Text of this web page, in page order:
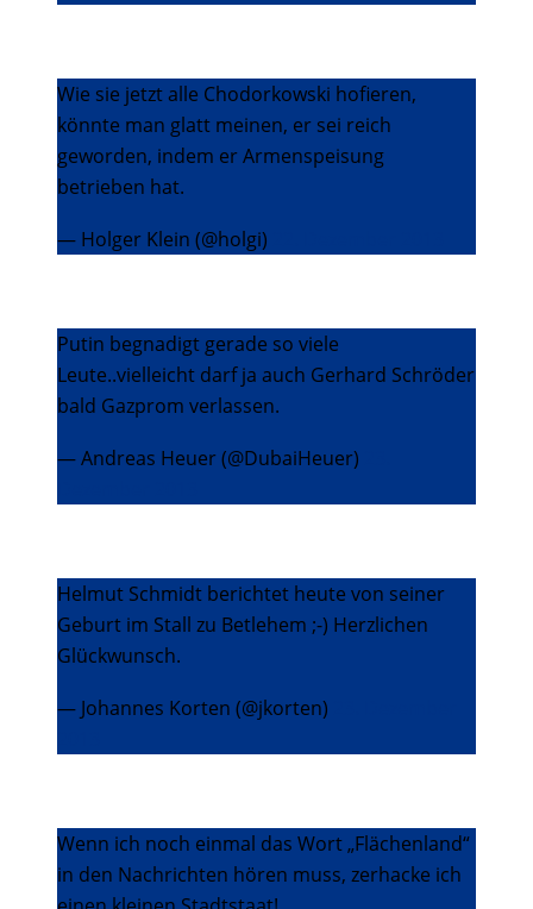
Wie sie jetzt alle Chodorkowski hofieren,
könnte man glatt meinen, er sei reich
geworden, indem er Armenspeisung
betrieben hat.
— Holger Klein (@holgi)
Putin begnadigt gerade so viele
Leute..vielleicht darf ja auch Gerhard Schröder
bald Gazprom verlassen.
— Andreas Heuer (@DubaiHeuer)
Helmut Schmidt berichtet heute von seiner
Geburt im Stall zu Betlehem ;-) Herzlichen
Glückwunsch.
— Johannes Korten (@jkorten)
Wenn ich noch einmal das Wort „Flächenland“
in den Nachrichten hören muss, zerhacke ich